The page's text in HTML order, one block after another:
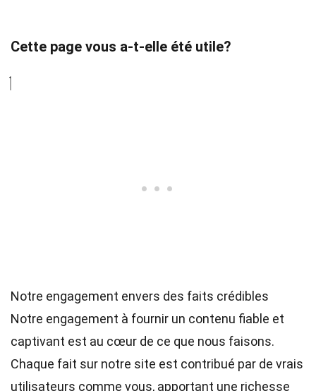
Cette page vous a-t-elle été utile?
Notre engagement envers des faits crédibles
Notre engagement à fournir un contenu fiable et
captivant est au cœur de ce que nous faisons.
Chaque fait sur notre site est contribué par de vrais
utilisateurs comme vous, apportant une richesse